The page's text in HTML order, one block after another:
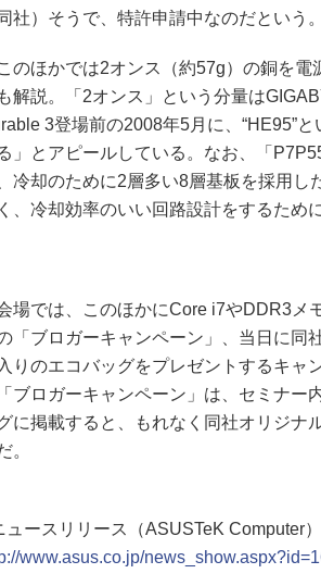
同社）そうで、特許申請中なのだという。
のほかでは2オンス（約57g）の銅を電
解説。「2オンス」という分量は
3登場前の2008年5月に、“HE95”
」とアピールしている。なお、「
冷却のために2層多い8層基板を採用し
、冷却効率のいい回路設計をするため
場では、このほかにCore i7やDDR3メ
「ブロガーキャンペーン」、当日に同
りのエコバッグをプレゼントするキャ
ブロガーキャンペーン」は、セミナー
に掲載すると、もれなく同社オリジナ
。
ュースリリース（ASUSTeK Computer）
www.asus.co.jp/